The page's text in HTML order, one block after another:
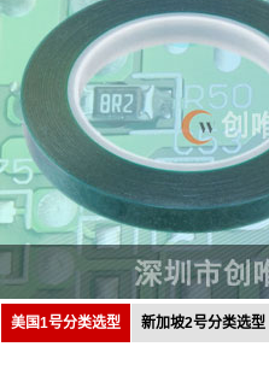
美国1号分类选型 新加坡2号分类选型